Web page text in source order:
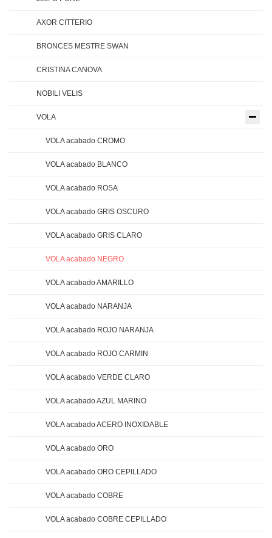
AXOR CITTERIO
BRONCES MESTRE SWAN
CRISTINA CANOVA
NOBILI VELIS
VOLA
VOLA acabado CROMO
VOLA acabado BLANCO
VOLA acabado ROSA
VOLA acabado GRIS OSCURO
VOLA acabado GRIS CLARO
VOLA acabado NEGRO
VOLA acabado AMARILLO
VOLA acabado NARANJA
VOLA acabado ROJO NARANJA
VOLA acabado ROJO CARMIN
VOLA acabado VERDE CLARO
VOLA acabado AZUL MARINO
VOLA acabado ACERO INOXIDABLE
VOLA acabado ORO
VOLA acabado ORO CEPILLADO
VOLA acabado COBRE
VOLA acabado COBRE CEPILLADO